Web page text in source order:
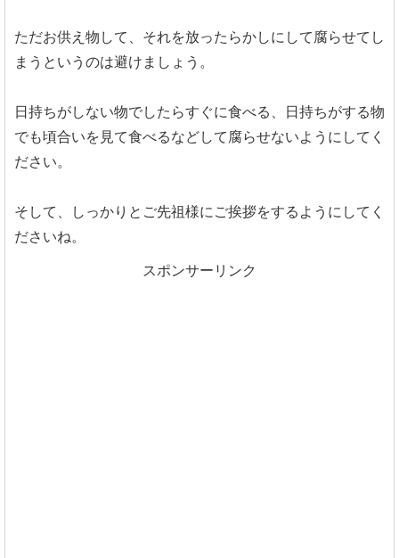
ただお供え物して、それを放ったらかしにして腐らせてし
まうというのは避けましょう。
日持ちがしない物でしたらすぐに食べる、日持ちがする物
でも頃合いを見て食べるなどして腐らせないようにしてく
ださい。
そして、しっかりとご先祖様にご挨拶をするようにしてく
ださいね。
スポンサーリンク